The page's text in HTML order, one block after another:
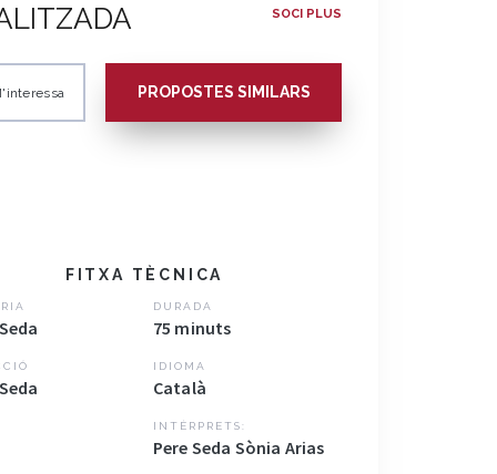
SOCI PLUS
PROPOSTES SIMILARS
FITXA TÈCNICA
DURADA
75 minuts
IDIOMA
Català
INTÈRPRETS:
Pere Seda Sònia Arias